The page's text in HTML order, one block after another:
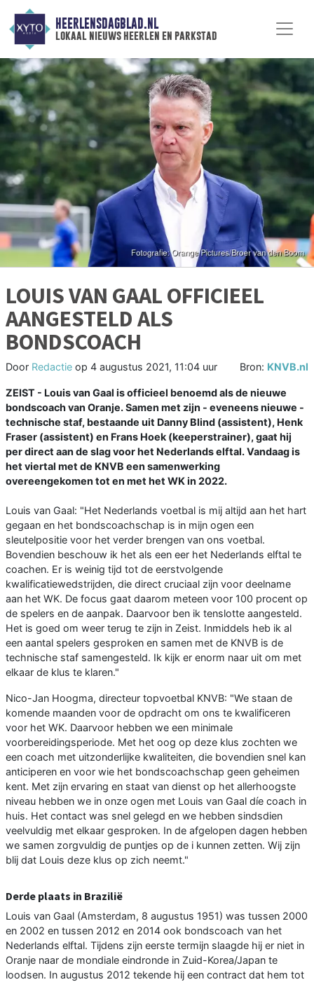
HEERLENSDAGBLAD.NL
lokaal nieuws heerlen en parkstad
LOUIS VAN GAAL OFFICIEEL
AANGESTELD ALS
BONDSCOACH
Door Redactie op 4 augustus 2021, 11:04 uur Bron: KNVB.nl
ZEIST - Louis van Gaal is officieel benoemd als de nieuwe
bondscoach van Oranje. Samen met zijn - eveneens nieuwe -
technische staf, bestaande uit Danny Blind (assistent), Henk
Fraser (assistent) en Frans Hoek (keeperstrainer), gaat hij
per direct aan de slag voor het Nederlands elftal. Vandaag is
het viertal met de KNVB een samenwerking
overeengekomen tot en met het WK in 2022.
Louis van Gaal: "Het Nederlands voetbal is mij altijd aan het hart
gegaan en het bondscoachschap is in mijn ogen een
sleutelpositie voor het verder brengen van ons voetbal.
Bovendien beschouw ik het als een eer het Nederlands elftal te
coachen. Er is weinig tijd tot de eerstvolgende
kwalificatiewedstrijden, die direct cruciaal zijn voor deelname
aan het WK. De focus gaat daarom meteen voor 100 procent op
de spelers en de aanpak. Daarvoor ben ik tenslotte aangesteld.
Het is goed om weer terug te zijn in Zeist. Inmiddels heb ik al
een aantal spelers gesproken en samen met de KNVB is de
technische staf samengesteld. Ik kijk er enorm naar uit om met
elkaar de klus te klaren."
Nico-Jan Hoogma, directeur topvoetbal KNVB: "We staan de
komende maanden voor de opdracht om ons te kwalificeren
voor het WK. Daarvoor hebben we een minimale
voorbereidingsperiode. Met het oog op deze klus zochten we
een coach met uitzonderlijke kwaliteiten, die bovendien snel kan
anticiperen en voor wie het bondscoachschap geen geheimen
kent. Met zijn ervaring en staat van dienst op het allerhoogste
niveau hebben we in onze ogen met Louis van Gaal díe coach in
huis. Het contact was snel gelegd en we hebben sindsdien
veelvuldig met elkaar gesproken. In de afgelopen dagen hebben
we samen zorgvuldig de puntjes op de i kunnen zetten. Wij zijn
blij dat Louis deze klus op zich neemt."
Derde plaats in Brazilië
Louis van Gaal (Amsterdam, 8 augustus 1951) was tussen 2000
en 2002 en tussen 2012 en 2014 ook bondscoach van het
Nederlands elftal. Tijdens zijn eerste termijn slaagde hij er niet in
Oranje naar de mondiale eindronde in Zuid-Korea/Japan te
loodsen. In augustus 2012 tekende hij een contract dat hem tot